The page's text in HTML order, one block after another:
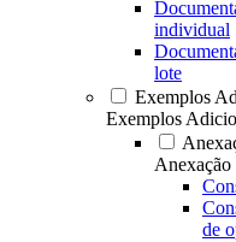
individual
lote
Exemplos
Exemplos
de